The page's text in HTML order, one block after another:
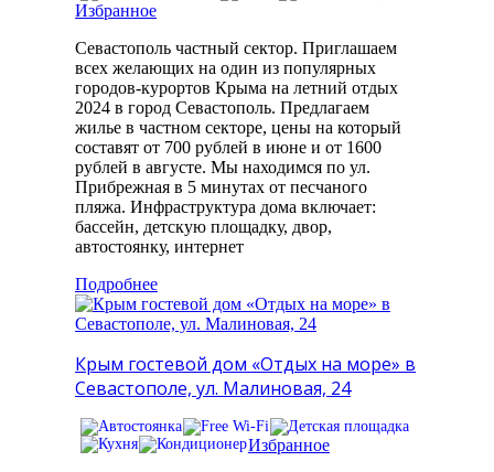
Избранное
Севастополь частный сектор. Приглашаем
всех желающих на один из популярных
городов-курортов Крыма на летний отдых
2024 в город Севастополь. Предлагаем
жилье в частном секторе, цены на который
составят от 700 рублей в июне и от 1600
рублей в августе. Мы находимся по ул.
Прибрежная в 5 минутах от песчаного
пляжа. Инфраструктура дома включает:
бассейн, детскую площадку, двор,
автостоянку, интернет
Подробнее
Крым гостевой дом «Отдых на море» в
Севастополе, ул. Малиновая, 24
Избранное